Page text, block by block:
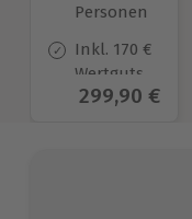
Personen
Inkl. 170 €
Wertgutschein
zur
Aktueller
299,90 €